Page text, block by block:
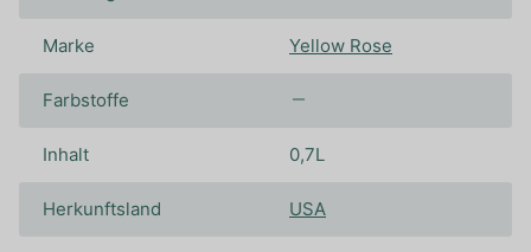
Marke Yellow Rose
Farbstoffe
Inhalt 0,7L
Herkunftsland USA